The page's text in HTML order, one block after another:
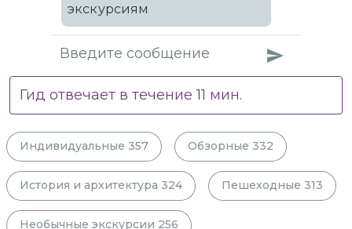
экскурсиям
Гид отвечает в течение11 мин.
Индивидуальные 357 Обзорные 332
История и архитектура 324 Пешеходные 313
Необычные экскурсии 256